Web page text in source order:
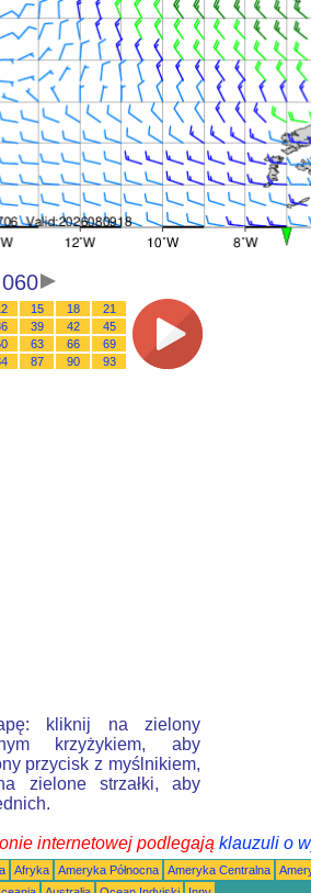
060
15 18
21
39 42
45
63 66
69
87 90 93
kliknij na zielony
krzyżykiem, aby
przycisk z myślnikiem,
zielone strzałki, aby
internetowej podlegają klauzuli o
Afryka Ameryka Północna Ameryka Centralna